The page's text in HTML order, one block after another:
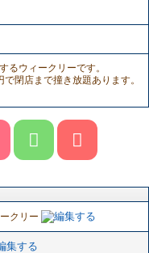
るウィークリーです。
閉店まで撞き放題あります。
クリー